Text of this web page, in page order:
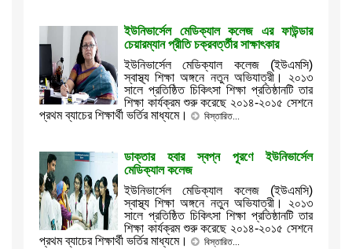
ইউনিভার্সেল মেডিক্যাল কলেজ এর ফাউন্ডার
চেয়ারম্যান প্রীতি চক্রবর্ত্তীর সাক্ষাৎকার
ইউনিভার্সেল মেডিক্যাল কলেজ (ইউএমসি)
স্বাস্থ্য শিক্ষা অঙ্গনে নতুন অভিযাত্রী। ২০১৩
সালে প্রতিষ্ঠিত চিকিৎসা শিক্ষা প্রতিষ্ঠানটি তার
শিক্ষা কার্যক্রম শুরু করেছে ২০১৪-২০১৫ সেশনে
প্রথম ব্যাচের শিক্ষার্থী ভর্তির মাধ্যমে।
বিস্তারিত...
ডাক্তার হবার স্বপ্ন পূরণে ইউনিভার্সেল
মেডিক্যাল কলেজ
ইউনিভার্সেল মেডিক্যাল কলেজ (ইউএমসি)
স্বাস্থ্য শিক্ষা অঙ্গনে নতুন অভিযাত্রী। ২০১৩
সালে প্রতিষ্ঠিত চিকিৎসা শিক্ষা প্রতিষ্ঠানটি তার
শিক্ষা কার্যক্রম শুরু করেছে ২০১৪-২০১৫ সেশনে
প্রথম ব্যাচের শিক্ষার্থী ভর্তির মাধ্যমে।
বিস্তারিত...